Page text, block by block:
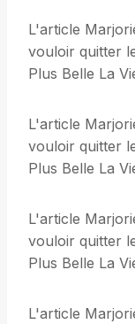
L'article
vouloir quitter
Plus Belle La
L'article
vouloir quitter
Plus Belle La
L'article
vouloir quitter
Plus Belle La
L'article